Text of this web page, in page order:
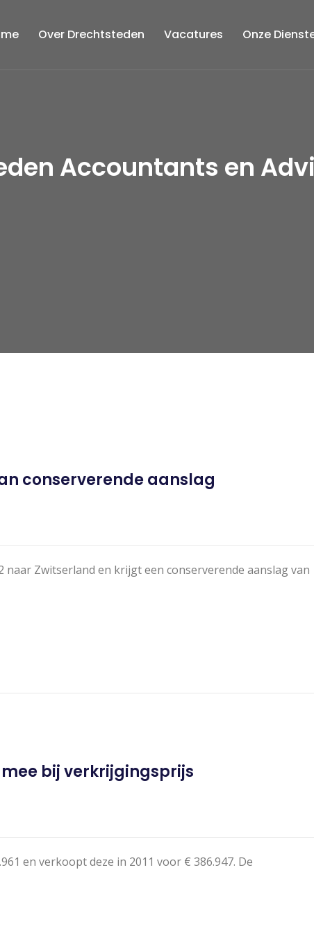
Over Drechtsteden Vacatures Onze
Accountants en
conserverende aanslag
Zwitserland en krijgt een conserverende aanslag van
bij verkrijgingsprijs
en verkoopt deze in 2011 voor € 386.947. De